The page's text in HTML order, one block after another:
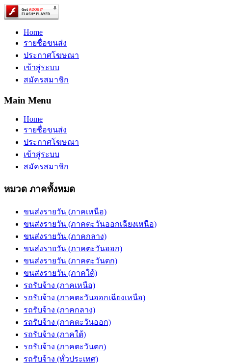
Home
รายชื่อขนส่ง
ประกาศโฆษณา
เข้าสู่ระบบ
สมัครสมาชิก
Main Menu
Home
รายชื่อขนส่ง
ประกาศโฆษณา
เข้าสู่ระบบ
สมัครสมาชิก
หมวด ภาคทั้งหมด
ขนส่งรายวัน (ภาคเหนือ)
ขนส่งรายวัน (ภาคตะวันออกเฉียงเหนือ)
ขนส่งรายวัน (ภาคกลาง)
ขนส่งรายวัน (ภาคตะวันออก)
ขนส่งรายวัน (ภาคตะวันตก)
ขนส่งรายวัน (ภาคใต้)
รถรับจ้าง (ภาคเหนือ)
รถรับจ้าง (ภาคตะวันออกเฉียงเหนือ)
รถรับจ้าง (ภาคกลาง)
รถรับจ้าง (ภาคตะวันออก)
รถรับจ้าง (ภาคใต้)
รถรับจ้าง (ภาคตะวันตก)
รถรับจ้าง (ทั่วประเทศ)